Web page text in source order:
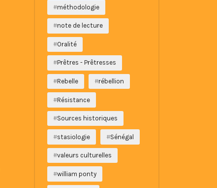
méthodologie
note de lecture
Oralité
Prêtres - Prêtresses
Rebelle rébellion
Résistance
Sources historiques
stasiologie Sénégal
valeurs culturelles
william ponty